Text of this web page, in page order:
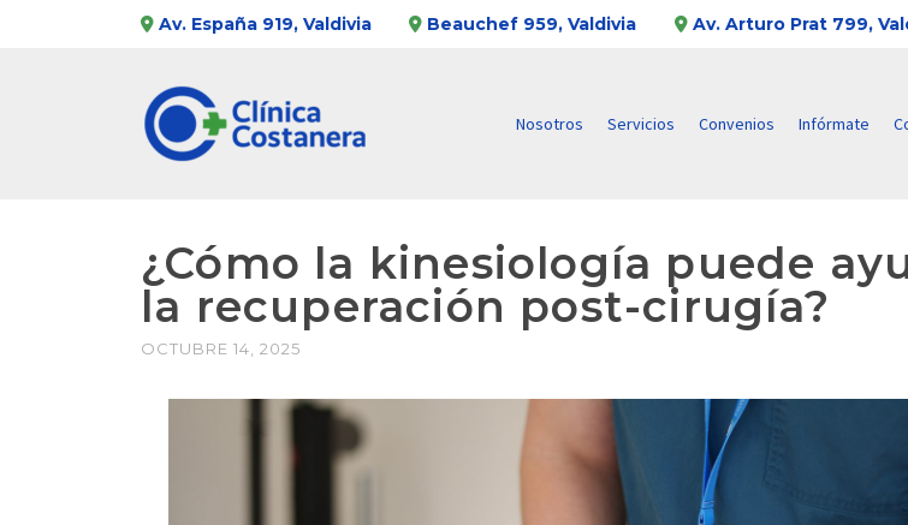
Av. España 919, Valdivia Beauchef 959, Valdivia Av. Arturo Prat 799,
Nosotros Servicios Convenios Infórmate
¿Cómo la kinesiología puede
la recuperación post-cirugía?
OCTUBRE 14, 2025